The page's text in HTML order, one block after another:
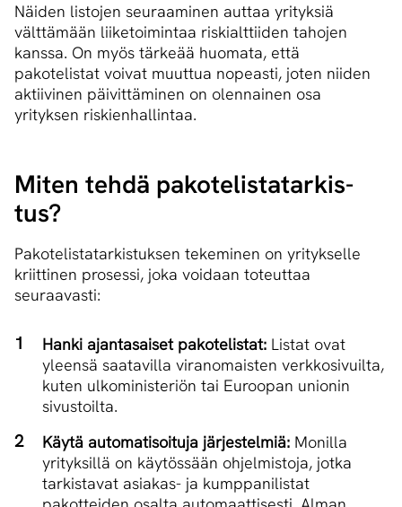
Näiden listojen seuraaminen auttaa yrityksiä
välttämään liiketoimintaa riskialttiiden tahojen
kanssa. On myös tärkeää huomata, että
pakotelistat voivat muuttua nopeasti, joten niiden
aktiivinen päivittäminen on olennainen osa
yrityksen riskienhallintaa.
Miten tehdä pa­ko­te­lis­ta­tar­kis­
tus?
Pakotelistatarkistuksen tekeminen on yritykselle
kriittinen prosessi, joka voidaan toteuttaa
seuraavasti:
Hanki ajantasaiset pakotelistat: Listat ovat
yleensä saatavilla viranomaisten verkkosivuilta,
kuten ulkoministeriön tai Euroopan unionin
sivustoilta.
Käytä automatisoituja järjestelmiä: Monilla
yrityksillä on käytössään ohjelmistoja, jotka
tarkistavat asiakas- ja kumppanilistat